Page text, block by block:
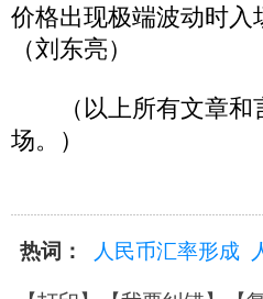
价格出现极端波动时
（刘东亮）
（以上所有文章和
场。）
热词： 人民币汇率形成